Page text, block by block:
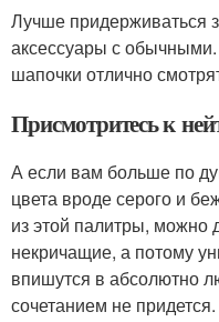
Лучше придерживаться
аксессуары с
шапочки отлично
Присмотритесь к
А если вам больше по
цвета вроде серого и
из этой палитры, можно
некричащие, а потому
впишутся в абсолютно
сочетанием не придется.